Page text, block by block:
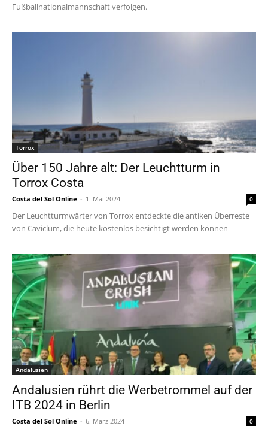
Fußballnationalmannschaft verfolgen.
Torrox
Über 150 Jahre alt: Der Leuchtturm in
Torrox Costa
Costa del Sol Online - 1. Mai 2024 0
Der Leuchtturmwärter von Torrox entdeckte die antiken Überreste
von Caviclum, die heute kostenlos besichtigt werden können
Andalusien
Andalusien rührt die Werbetrommel auf der
ITB 2024 in Berlin
Costa del Sol Online - 6. März 2024 0